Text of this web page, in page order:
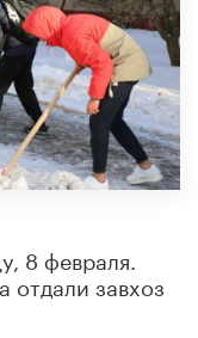
8 февраля.
отдали завхоз